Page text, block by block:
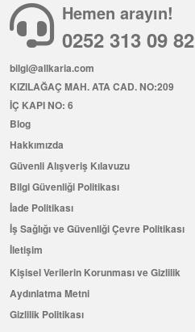
Hemen arayın!
0252 313 09 82
bilgi@allkaria.com
KIZILAĞAÇ MAH. ATA CAD. NO:209
İÇ KAPI NO: 6
Blog
Hakkımızda
Güvenli Alışveriş Kılavuzu
Bilgi Güvenliği Politikası
İade Politikası
İş Sağlığı ve Güvenliği Çevre Politikası
İletişim
Kişisel Verilerin Korunması ve Gizlilik
Aydınlatma Metni
Gizlilik Politikası